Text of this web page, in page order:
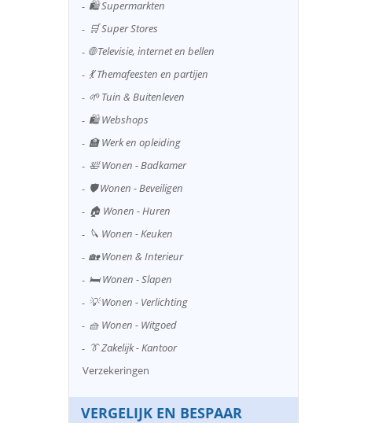
🛍️ Supermarkten
🛒 Super Stores
🌐 Televisie, internet en bellen
💃 Themafeesten en partijen
🌱 Tuin & Buitenleven
🛍️ Webshops
🏫 Werk en opleiding
🛀 Wonen - Badkamer
🛡️ Wonen - Beveiligen
🏠 Wonen - Huren
🔪 Wonen - Keuken
🏡 Wonen & Interieur
🛏️ Wonen - Slapen
💡 Wonen - Verlichting
🧺 Wonen - Witgoed
👔 Zakelijk - Kantoor
Verzekeringen
VERGELIJK EN BESPAAR